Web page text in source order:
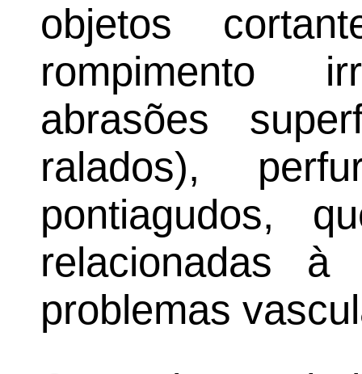
objetos
rompimento
abrasões
ralados),
pontiagudos,
relacionadas
problemas